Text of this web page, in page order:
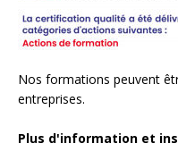
Nos formations peuvent
entreprises.
Plus d'information et